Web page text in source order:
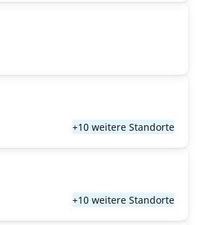
+10 weitere Standorte
+10 weitere Standorte